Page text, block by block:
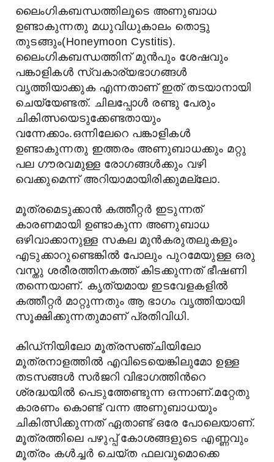
ലൈംഗികബന്ധത്തിലൂടെ അണുബാധ
ഉണ്ടാകുന്നതു മധുവിധുകാലം തൊട്ടു
തുടങ്ങും(Honeymoon Cystitis).
ലൈംഗികബന്ധത്തിന് മുന്‍പും ശേഷവും
പങ്കാളികള്‍ സ്വകാര്യഭാഗങ്ങള്‍
വൃത്തിയാക്കുക എന്നതാണ് ഇത് തടയാനായി
ചെയ്യേണ്ടത്. ചിലപ്പോള്‍ രണ്ടു പേരും
ചികിത്സയെടുക്കേണ്ടതായും
വന്നേക്കാം.ഒന്നിലേറെ പങ്കാളികള്‍
ഉണ്ടാകുന്നതു ഇത്തരം അണുബാധക്കും മറ്റു
പല ഗൗരവമുള്ള രോഗങ്ങള്‍ക്കും വഴി
വെക്കുമെന്ന് അറിയാമായിരിക്കുമല്ലോ.
മൂത്രമെടുക്കാന്‍ കത്തീറ്റര്‍ ഇടുന്നത്
കാരണമായി ഉണ്ടാകുന്ന അണുബാധ
ഒഴിവാക്കാനുള്ള സകല മുന്‍കരുതലുകളും
എടുക്കാറുണ്ടെങ്കില്‍ പോലും പുറമേയുള്ള ഒരു
വസ്തു ശരീരത്തിനകത്ത് കിടക്കുന്നത് ഭീഷണി
തന്നെയാണ്. കൃത്യമായ ഇടവേളകളില്‍
കത്തീറ്റര്‍ മാറ്റുന്നതും ആ ഭാഗം വൃത്തിയായി
സൂക്ഷിക്കുന്നതുമാണ് പ്രതിവിധി.
കിഡ്നിയിലോ മൂത്രസഞ്ചിയിലോ
മൂത്രനാളത്തില്‍ എവിടെയെങ്കിലുമോ ഉള്ള
തടസങ്ങള്‍ സര്‍ജറി വിഭാഗത്തിന്‍റെ
ശ്രദ്ധയില്‍ പെടുത്തേണ്ടുന്ന ഒന്നാണ്.മറ്റേതു
കാരണം കൊണ്ട് വന്ന അണുബാധയും
ചികിത്സിക്കുന്നത് ഏതാണ്ട് ഒരേ പോലെയാണ്.
മൂത്രത്തിലെ പഴുപ്പ് കോശങ്ങളുടെ എണ്ണവും
മൂത്രം കള്‍ച്ചര്‍ ചെയ്ത ഫലവുമൊക്കെ